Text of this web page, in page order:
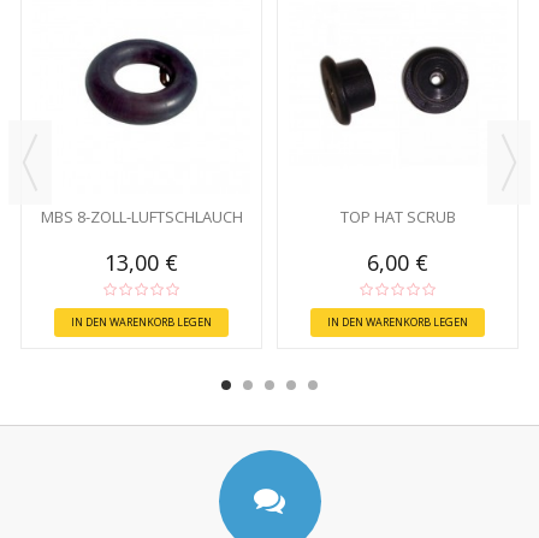
MBS 8-ZOLL-LUFTSCHLAUCH
13,00 €
IN DEN WARENKORB LEGEN
TOP HAT SCRUB
6,00 €
IN DEN WARENKORB LEGEN